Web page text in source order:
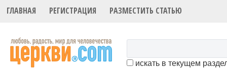
ГЛАВНАЯ РЕГИСТРАЦИЯ РАЗМЕСТИТЬ СТАТЬЮ
искать в текущем